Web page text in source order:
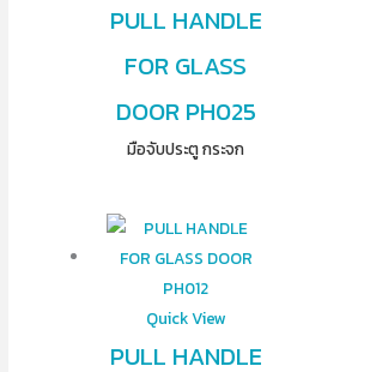
PULL HANDLE
FOR GLASS
DOOR PH025
มือจับประตู กระจก
Quick View
PULL HANDLE